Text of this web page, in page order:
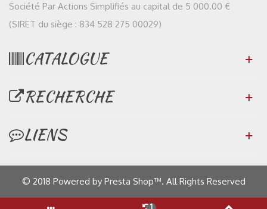
Société Par Actions Simplifiés au capital de 5 000.00 €
(SIRET du siège : 834 528 275 00029)
CATALOGUE
RECHERCHE
LIENS
© 2018 Powered by Presta Shop™. All Rights Reserved